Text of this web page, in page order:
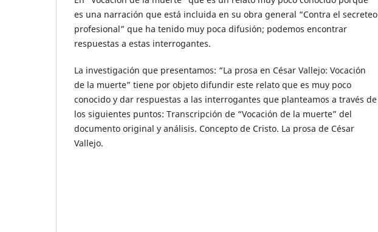
es una narración que está incluida en su obra general “Contra el secreteo
profesional” que ha tenido muy poca difusión; podemos encontrar
respuestas a estas interrogantes.
La investigación que presentamos: “La prosa en César Vallejo: Vocación
de la muerte” tiene por objeto difundir este relato que es muy poco
conocido y dar respuestas a las interrogantes que planteamos a través de
los siguientes puntos: Transcripción de “Vocación de la muerte” del
documento original y análisis. Concepto de Cristo. La prosa de César
Vallejo.